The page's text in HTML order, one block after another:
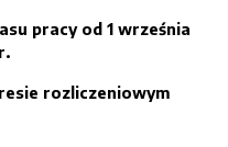
pracy od 1 września
rozliczeniowym